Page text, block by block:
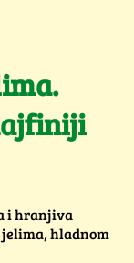
i hranjiva
jelima, hladnom